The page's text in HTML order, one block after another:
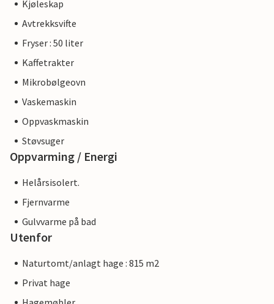
Kjøleskap
Avtrekksvifte
Fryser : 50 liter
Kaffetrakter
Mikrobølgeovn
Vaskemaskin
Oppvaskmaskin
Støvsuger
Oppvarming / Energi
Helårsisolert.
Fjernvarme
Gulvvarme på bad
Utenfor
Naturtomt/anlagt hage : 815 m2
Privat hage